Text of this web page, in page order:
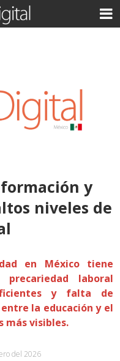
y
niveles de
en México tiene
precariedad laboral
y falta de
la educación y el
más visibles.
del 2026